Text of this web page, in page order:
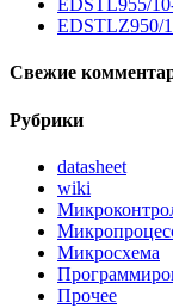
EDSTL955/
EDSTLZ950/
Свежие
Рубрики
datasheet
wiki
Микросхема
Прочее